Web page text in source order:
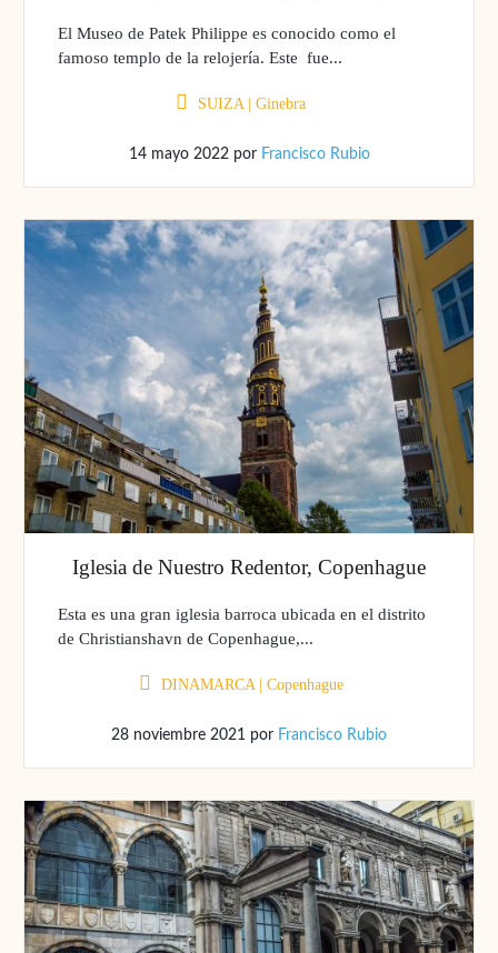
El Museo de Patek Philippe es conocido como el
famoso templo de la relojería. Este fue...
SUIZA| Ginebra
14 mayo 2022por Francisco Rubio
Iglesia de Nuestro Redentor, Copenhague
Esta es una gran iglesia barroca ubicada en el distrito
de Christianshavn de Copenhague,...
DINAMARCA| Copenhague
28 noviembre 2021 por Francisco Rubio